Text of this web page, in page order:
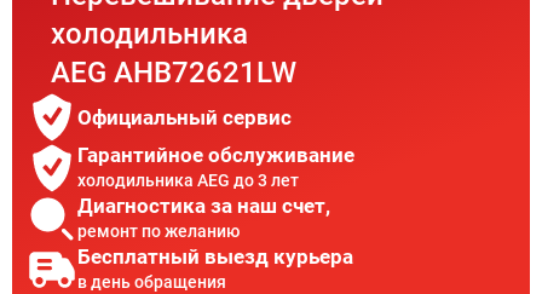
холодильника
AEG AHB72621LW
Официальный сервис
Гарантийное обслуживание
холодильника AEG до 3 лет
Диагностика за наш счет,
ремонт по желанию
Бесплатный выезд курьера
в день обращения